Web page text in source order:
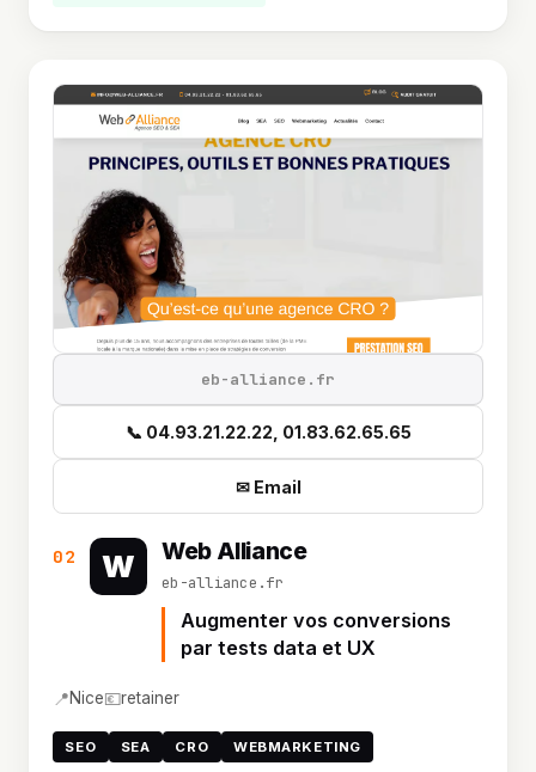
02 W Web Alliance
eb-alliance.fr
Augmenter vos conversions
par tests data et UX
📍Nice💶retainer
SEO SEA CRO WEBMARKETING
eb-alliance.fr
📞 04.93.21.22.22, 01.83.62.65.65
✉ Email